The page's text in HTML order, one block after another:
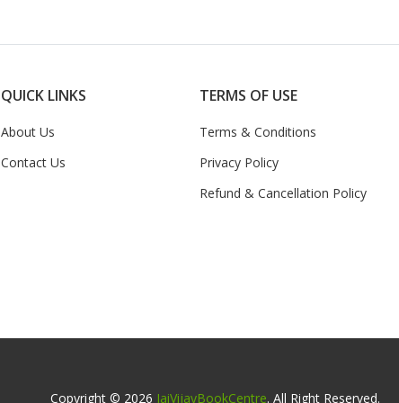
QUICK LINKS
About Us
Contact Us
TERMS OF USE
Terms & Conditions
Privacy Policy
Refund & Cancellation Policy
Copyright © 2026 JaiVijayBookCentre. All Right Reserved.